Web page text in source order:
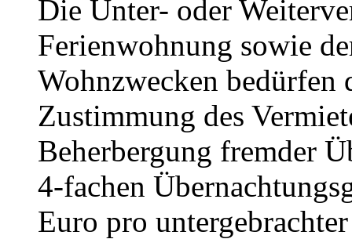
Die Unter- oder
Ferienwohnung sowie
Wohnzwecken
Zustimmung des
Beherbergung fremder
4-fachen
Euro pro